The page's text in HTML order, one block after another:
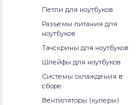
Петли для ноутбуков
Разъемы питания для
ноутбуков
Тачскрины для ноутбуков
Шлейфы для ноутбуков
Системы охлаждения в
сборе
Вентиляторы (кулеры)